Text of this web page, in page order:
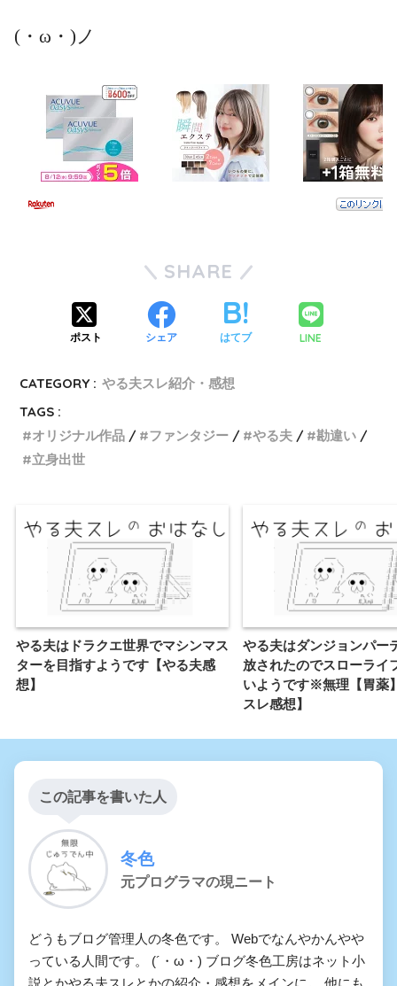
(・ω・)ノ
SHARE
ポスト シェア はてブ LINE
CATEGORY : やる夫スレ紹介・感想
TAGS :
オリジナル作品
ファンタジー やる夫
勘違い
立身出世
やる夫はドラクエ世界でマシンマス
ターを目指すようです【やる夫感
想】
やる夫はダンジョンパー
放されたのでスローライ
いようです※無理【胃薬
スレ感想】
この記事を書いた人
冬色
元プログラマの現ニート
どうもブログ管理人の冬色です。 Webでなんやかんやや
っている人間です。 (´・ω・) ブログ冬色工房はネット小
説とかやる夫スレとかの紹介・感想をメインに。 他にも